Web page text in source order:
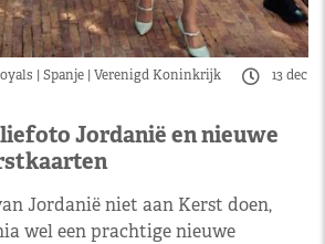
Spanje Verenigd Koninkrijk
13 dec
Jordanië en nieuwe
Jordanië niet aan Kerst doen,
wel een prachtige nieuwe